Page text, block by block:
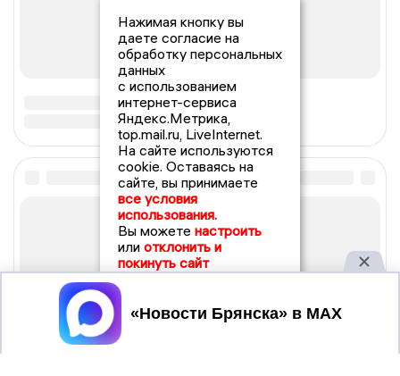
Нажимая кнопку вы
даете согласие на
обработку персональных
данных
с использованием
интернет-сервиса
Яндекс.Метрика,
top.mail.ru, LiveInternet.
На сайте используются
cookie. Оставаясь на
сайте, вы принимаете
все условия
использования.
Вы можете настроить
или отклонить и
покинуть сайт
Принять